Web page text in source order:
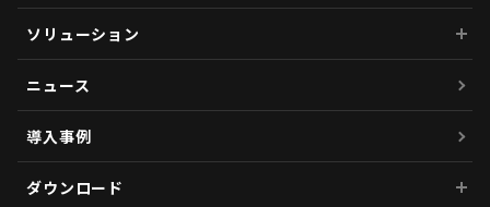
ソリューション
ニュース
導入事例
ダウンロード